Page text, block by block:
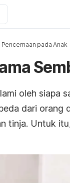
Pencernaan pada Anak
oleh siapa
dari orang
tinja. Untuk